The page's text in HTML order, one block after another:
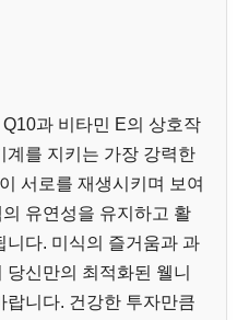
과 비타민 E의 상호작
계를 지키는 가장 강력한
서로를 재생시키며 보여
유연성을 유지하고 활
니다. 미식의 즐거움과 과
신만의 최적화된 웰니
랍니다. 건강한 투자만큼